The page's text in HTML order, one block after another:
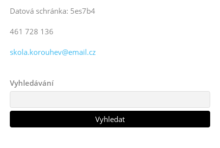
Datová schránka: 5es7b4
461 728 136
skola.korouhev@email.cz
Vyhledávání